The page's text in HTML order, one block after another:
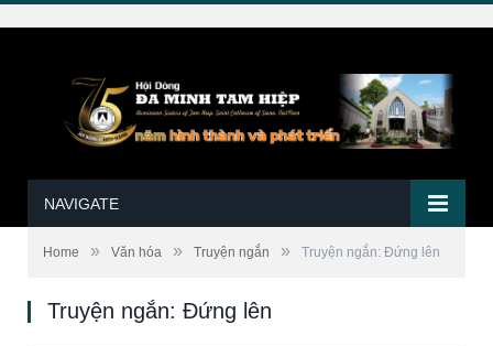
NAVIGATE
Home » Văn hóa » Truyện ngắn » Truyện ngắn: Đứng lên
Truyện ngắn: Đứng lên